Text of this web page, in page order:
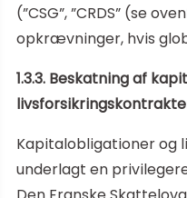
(”CSG”, ”CRDS” (se
opkrævninger, hvis
1.3.3. Beskatning af
Kapitalobligationer og
underlagt en